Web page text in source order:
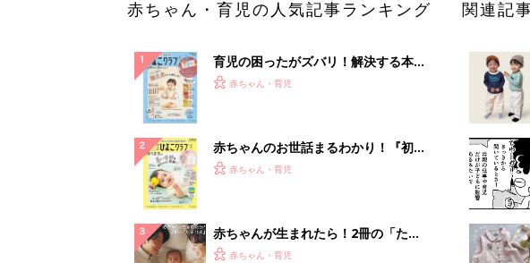
赤ちゃん・育児の人気記事ランキング
育児の困ったがズバリ！解決する本
『ひよこクラブ 秋号』 4カ月～2才
赤ちゃん・育児
赤ちゃんのお世話まるわかり！『初め
てのひよこクラブ 夏号』〈巻頭大特
赤ちゃん・育児
赤ちゃんが生まれたら！2冊の「たま
ひよ」
赤ちゃん・育児
関連記